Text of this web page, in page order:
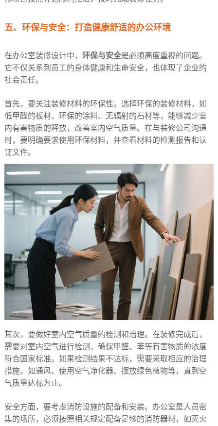
五、环保与安全：打造健康舒适的办公环境​
在办公室装修设计中， 环保与安全是必须高度重视的问题。
它不仅关系到员工的身体健康和生命安全，也体现了企业的
社会责任。​
首先，要关注装修材料的环保性。选择环保的装修材料，如
低甲醛的板材、环保的涂料、无辐射的石材等，能够减少室
内有害物质的释放，改善室内空气质量。在与装修公司沟通
时，要明确要求使用环保材料，并查看材料的检测报告和认
证文件。​
其次，要做好室内空气质量的检测和治理。在装修完成后，
需要对室内空气进行检测，确保甲醛、苯等有害物质的浓度
符合国家标准。如果检测结果不达标，需要采取相应的治理
措施，如通风、使用空气净化器、摆放绿色植物等，直到空
气质量达标为止。​
安全方面，要考虑消防设施的配备和安装。办公室是人员密
集的场所，必须按照相关规定配备足够的消防器材，如灭火